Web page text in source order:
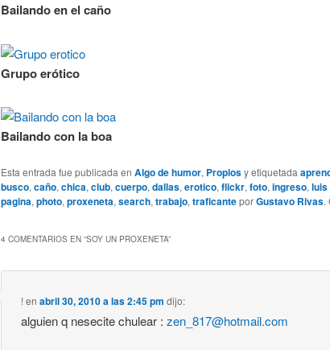
Bailando en el caño
Grupo erótico
Bailando con la boa
Esta entrada fue publicada en Algo de humor, Propiosy etiquetada
busco,caño,chica,club,cuerpo,dallas,erotico,flickr,foto,ingreso,luis
pagina,photo,proxeneta,search,trabajo,traficanteporGustavo Rivas.
4 COMENTARIOS EN “SOY UN PROXENETA”
! enabril 30, 2010 a las 2:45 pm dijo:
alguien q nesecite chulear :zen_817@hotmail.com